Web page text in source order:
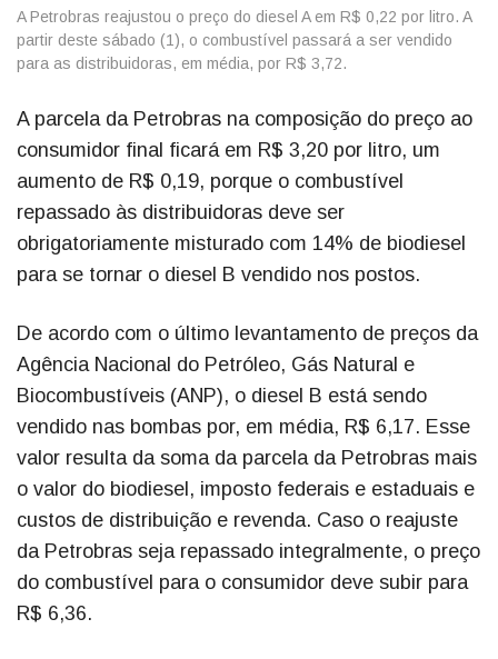
A Petrobras reajustou o preço do diesel A em R$ 0,22 por litro. A
partir deste sábado (1), o combustível passará a ser vendido
para as distribuidoras, em média, por R$ 3,72.
A parcela da Petrobras na composição do preço ao
consumidor final ficará em R$ 3,20 por litro, um
aumento de R$ 0,19, porque o combustível
repassado às distribuidoras deve ser
obrigatoriamente misturado com 14% de biodiesel
para se tornar o diesel B vendido nos postos.
De acordo com o último levantamento de preços da
Agência Nacional do Petróleo, Gás Natural e
Biocombustíveis (ANP), o diesel B está sendo
vendido nas bombas por, em média, R$ 6,17. Esse
valor resulta da soma da parcela da Petrobras mais
o valor do biodiesel, imposto federais e estaduais e
custos de distribuição e revenda. Caso o reajuste
da Petrobras seja repassado integralmente, o preço
do combustível para o consumidor deve subir para
R$ 6,36.